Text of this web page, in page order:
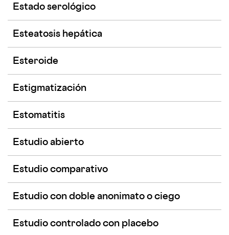
Estado serológico
Esteatosis hepática
Esteroide
Estigmatización
Estomatitis
Estudio abierto
Estudio comparativo
Estudio con doble anonimato o ciego
Estudio controlado con placebo